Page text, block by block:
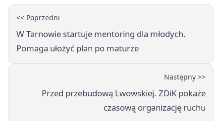
<< Poprzedni
W Tarnowie startuje mentoring dla młodych.
Pomaga ułożyć plan po maturze
Następny >>
Przed przebudową Lwowskiej. ZDiK pokaże
czasową organizację ruchu